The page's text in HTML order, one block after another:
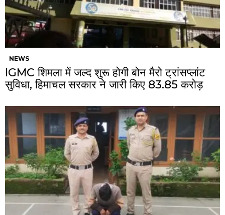
NEWS
IGMC शिमला में जल्द शुरू होगी बोन मैरो ट्रांसप्लांट
सुविधा, हिमाचल सरकार ने जारी किए ₹83.85 करोड़